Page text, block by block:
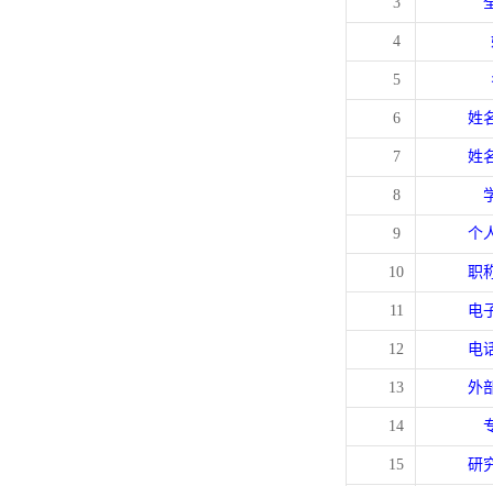
4
5
6 姓
7 姓
8
9 个
10 职
11 电
12 电
13 外
14
15 研